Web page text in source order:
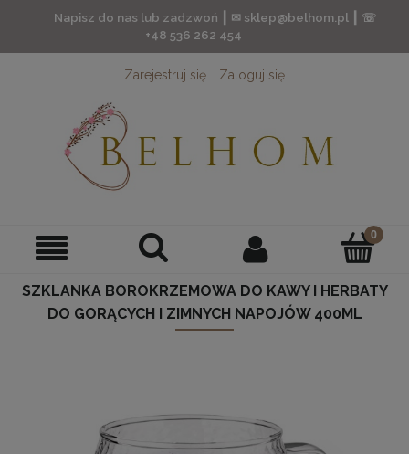
Napisz do nas lub zadzwoń ┃ ✉ sklep@belhom.pl ┃ ☏
+48 536 262 454
Zarejestruj się Zaloguj się
SZKLANKA BOROKRZEMOWA DO KAWY I HERBATY
DO GORĄCYCH I ZIMNYCH NAPOJÓW 400ML